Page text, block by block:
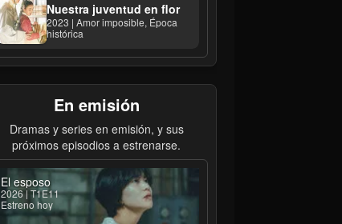
Nuestra juventud en flor
2023 | Amor imposible, Época
histórica
En emisión
Dramas y series en emisión, y sus
próximos episodios a estrenarse.
El esposo
2026 | T1E11
Estreno hoy